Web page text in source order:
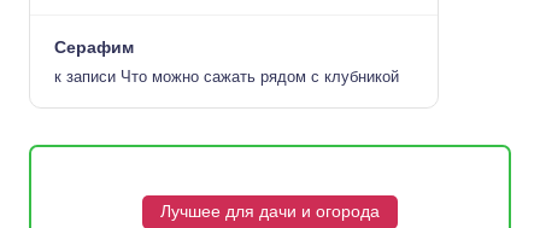
Серафим
к записи Что можно сажать рядом с клубникой
Лучшее для дачи и огорода